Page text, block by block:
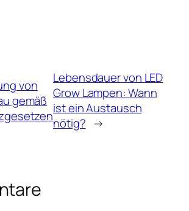
von
gemäß
Lebensdauer von LED
Grow Lampen: Wann
ist ein Austausch
nötig? →